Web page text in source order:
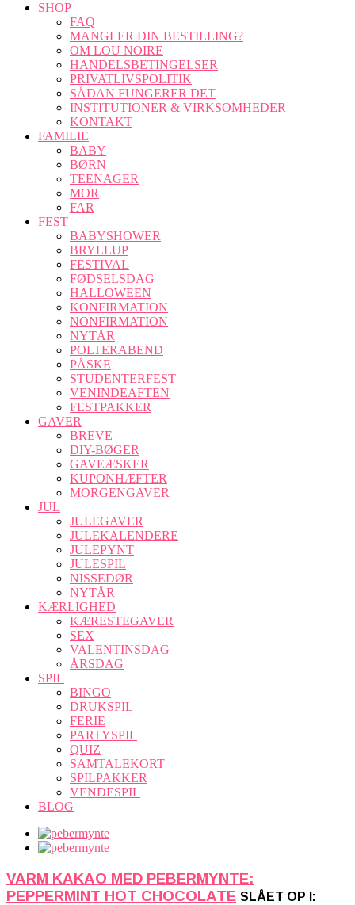
SHOP
FAQ
MANGLER DIN BESTILLING?
OM LOU NOIRE
HANDELSBETINGELSER
PRIVATLIVSPOLITIK
SÅDAN FUNGERER DET
INSTITUTIONER & VIRKSOMHEDER
KONTAKT
FAMILIE
BABY
BØRN
TEENAGER
MOR
FAR
FEST
BABYSHOWER
BRYLLUP
FESTIVAL
FØDSELSDAG
HALLOWEEN
KONFIRMATION
NONFIRMATION
NYTÅR
POLTERABEND
PÅSKE
STUDENTERFEST
VENINDEAFTEN
FESTPAKKER
GAVER
BREVE
DIY-BØGER
GAVEÆSKER
KUPONHÆFTER
MORGENGAVER
JUL
JULEGAVER
JULEKALENDERE
JULEPYNT
JULESPIL
NISSEDØR
NYTÅR
KÆRLIGHED
KÆRESTEGAVER
SEX
VALENTINSDAG
ÅRSDAG
SPIL
BINGO
DRUKSPIL
FERIE
PARTYSPIL
QUIZ
SAMTALEKORT
SPILPAKKER
VENDESPIL
BLOG
VARM KAKAO MED PEBERMYNTE:
PEPPERMINT HOT CHOCOLATE SLÅET OP I: